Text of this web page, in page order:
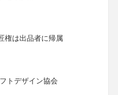
権は出品者に帰属
トデザイン協会